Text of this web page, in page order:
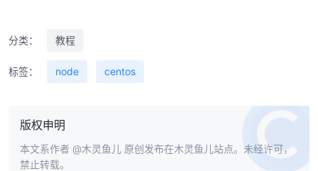
分类： 教程
标签： node centos
版权申明
本文系作者 @木灵鱼儿 原创发布在木灵鱼儿站点。未经许可，
禁止转载。